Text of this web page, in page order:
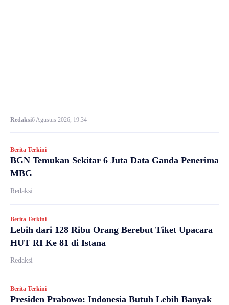
Redaksi6 Agustus 2026, 19:34
Berita Terkini
BGN Temukan Sekitar 6 Juta Data Ganda Penerima
MBG
Redaksi
Berita Terkini
Lebih dari 128 Ribu Orang Berebut Tiket Upacara
HUT RI Ke 81 di Istana
Redaksi
Berita Terkini
Presiden Prabowo: Indonesia Butuh Lebih Banyak